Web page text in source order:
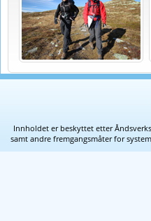
Innholdet er beskyttet etter
samt andre fremgangsmåter for